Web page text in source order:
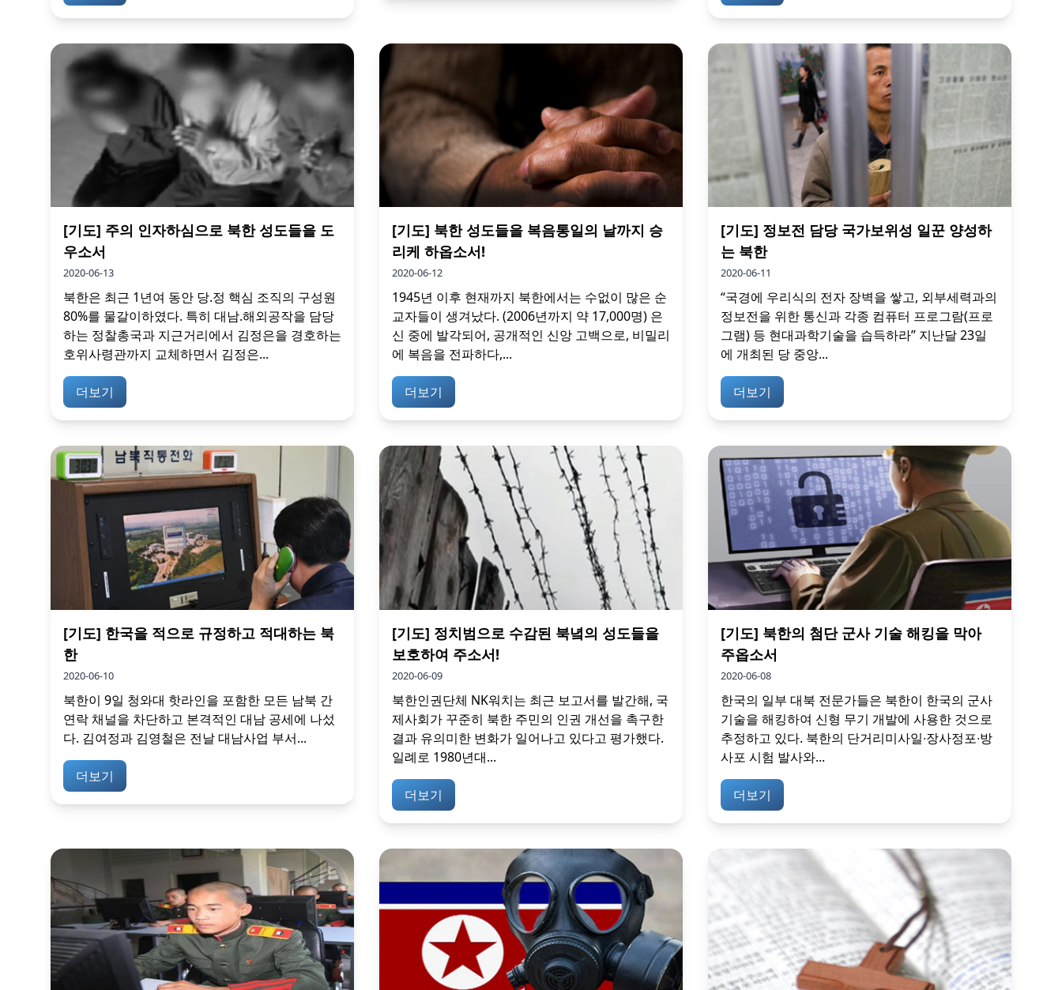
[기도] 주의 인자하심으로 북한 성도들을 도
우소서
2020-06-13
북한은 최근 1년여 동안 당.정 핵심 조직의 구성원
80%를 물갈이하였다. 특히 대남.해외공작을 담당
하는 정찰총국과 지근거리에서 김정은을 경호하는
호위사령관까지 교체하면서 김정은...
더보기
[기도] 북한 성도들을 복음통일의 날까지 승
리케 하옵소서!
2020-06-12
1945년 이후 현재까지 북한에서는 수없이 많은 순
교자들이 생겨났다. (2006년까지 약 17,000명) 은
신 중에 발각되어, 공개적인 신앙 고백으로, 비밀리
에 복음을 전파하다,...
더보기
[기도] 정보전 담당 국가보위성 일꾼 양성하
는 북한
2020-06-11
“국경에 우리식의 전자 장벽을 쌓고, 외부세력과의
정보전을 위한 통신과 각종 컴퓨터 프로그람(프로
그램) 등 현대과학기술을 습득하라” 지난달 23일
에 개최된 당 중앙...
더보기
[기도] 한국을 적으로 규정하고 적대하는 북
한
2020-06-10
북한이 9일 청와대 핫라인을 포함한 모든 남북 간
연락 채널을 차단하고 본격적인 대남 공세에 나섰
다. 김여정과 김영철은 전날 대남사업 부서...
더보기
[기도] 정치범으로 수감된 북녘의 성도들을
보호하여 주소서!
2020-06-09
북한인권단체 NK워치는 최근 보고서를 발간해, 국
제사회가 꾸준히 북한 주민의 인권 개선을 촉구한
결과 유의미한 변화가 일어나고 있다고 평가했다.
일례로 1980년대...
더보기
[기도] 북한의 첨단 군사 기술 해킹을 막아
주옵소서
2020-06-08
한국의 일부 대북 전문가들은 북한이 한국의 군사
기술을 해킹하여 신형 무기 개발에 사용한 것으로
추정하고 있다. 북한의 단거리미사일∙장사정포∙방
사포 시험 발사와...
더보기